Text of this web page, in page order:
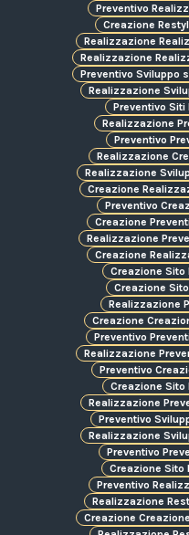
Preventivo
Creazione
Realizzazione
Realizzazione
Preventivo Sviluppo
Realizzazione
Preventivo Siti
Realizzazione
Preventivo
Realizzazione
Realizzazione
Creazione
Preventivo
Creazione
Realizzazione
Creazione
Creazione Sito
Creazione
Realizzazione
Creazione
Preventivo
Realizzazione
Preventivo
Creazione Sito
Realizzazione
Preventivo
Realizzazione
Preventivo
Creazione Sito
Preventivo
Realizzazione
Creazione